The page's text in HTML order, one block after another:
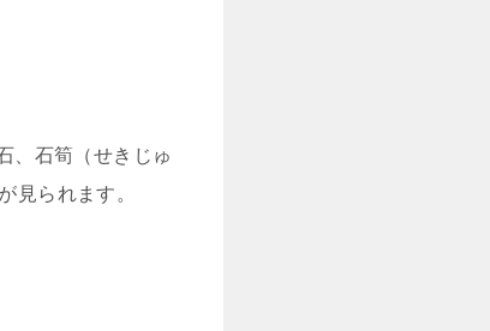
、石筍（せきじゅ
見られます。